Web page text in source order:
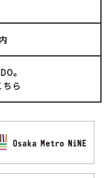
。
ら